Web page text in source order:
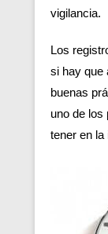
vigilancia.
Los
si hay que
buenas
uno de los
tener en la